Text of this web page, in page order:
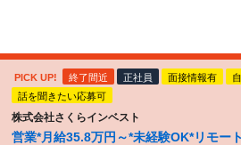
PICK UP! 終了間近 正社員 面接情報有
話を聞きたい応募可
株式会社さくらインベスト
営業*月給35.8万円～*未経験OK*リモー